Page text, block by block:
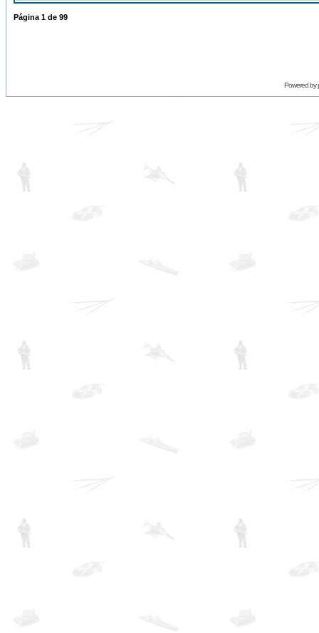
Página 1 de 99
Powered by